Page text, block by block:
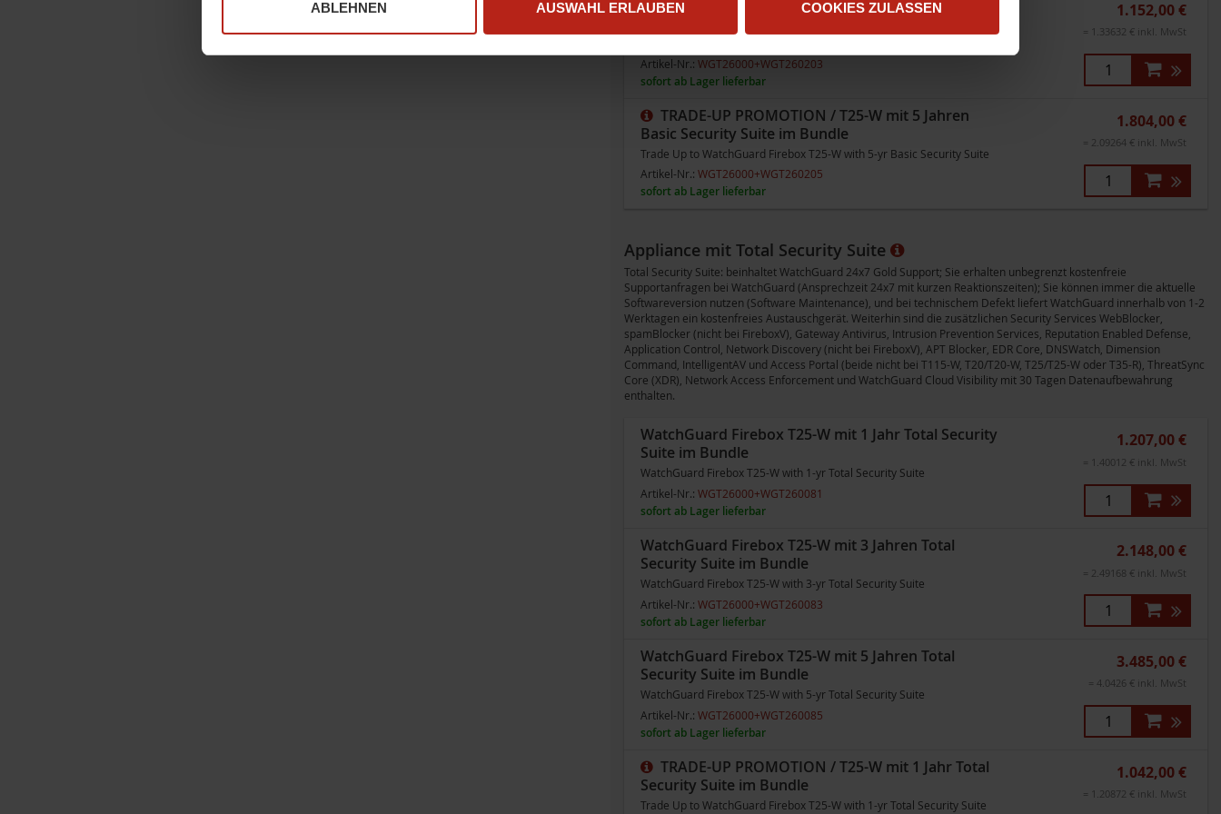
ABLEHNEN AUSWAHL ERLAUBEN COOKIES ZULASSEN
TRADE-UP PROMOTION / T25-W mit 3 Jahren
Artikel-Nr.: WGT26000+WGT260203
sofort ab Lager lieferbar
1.152,00 €
= 1.33632 € inkl. MwSt
TRADE-UP PROMOTION / T25-W mit 5 Jahren
Basic Security Suite im Bundle
Trade Up to WatchGuard Firebox T25-W with 5-yr Basic Security Suite
Artikel-Nr.: WGT26000+WGT260205
sofort ab Lager lieferbar
1.804,00 €
= 2.09264 € inkl. MwSt
Appliance mit Total Security Suite
Total Security Suite: beinhaltet WatchGuard 24x7 Gold Support; Sie erhalten unbegrenzt kostenfreie
Supportanfragen bei WatchGuard (Ansprechzeit 24x7 mit kurzen Reaktionszeiten); Sie können immer die aktuelle
Softwareversion nutzen (Software Maintenance), und bei technischem Defekt liefert WatchGuard innerhalb von 1-2
Werktagen ein kostenfreies Austauschgerät. Weiterhin sind die zusätzlichen Security Services WebBlocker,
spamBlocker (nicht bei FireboxV), Gateway Antivirus, Intrusion Prevention Services, Reputation Enabled Defense,
Application Control, Network Discovery (nicht bei FireboxV), APT Blocker, EDR Core, DNSWatch, Dimension
Command, IntelligentAV und Access Portal (beide nicht bei T115-W, T20/T20-W, T25/T25-W oder T35-R), ThreatSync
Core (XDR), Network Access Enforcement und WatchGuard Cloud Visibility mit 30 Tagen Datenaufbewahrung
enthalten.
WatchGuard Firebox T25-W mit 1 Jahr Total Security
Suite im Bundle
WatchGuard Firebox T25-W with 1-yr Total Security Suite
Artikel-Nr.: WGT26000+WGT260081
sofort ab Lager lieferbar
1.207,00 €
= 1.40012 € inkl. MwSt
WatchGuard Firebox T25-W mit 3 Jahren Total
Security Suite im Bundle
WatchGuard Firebox T25-W with 3-yr Total Security Suite
Artikel-Nr.: WGT26000+WGT260083
sofort ab Lager lieferbar
2.148,00 €
= 2.49168 € inkl. MwSt
WatchGuard Firebox T25-W mit 5 Jahren Total
Security Suite im Bundle
WatchGuard Firebox T25-W with 5-yr Total Security Suite
Artikel-Nr.: WGT26000+WGT260085
sofort ab Lager lieferbar
3.485,00 €
= 4.0426 € inkl. MwSt
TRADE-UP PROMOTION / T25-W mit 1 Jahr Total
Security Suite im Bundle
Trade Up to WatchGuard Firebox T25-W with 1-yr Total Security Suite
1.042,00 €
= 1.20872 € inkl. MwSt